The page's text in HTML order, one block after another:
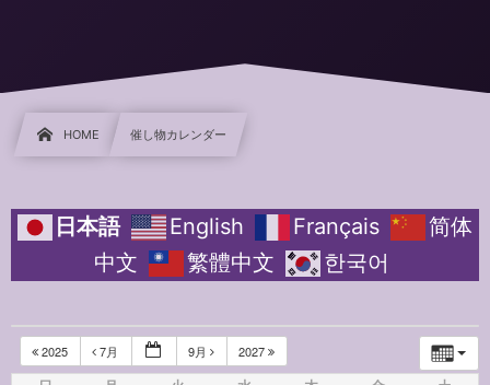
HOME 催し物カレンダー
日本語 English Français
简体
中文
繁體中文 한국어
2025 7月 9月 2027